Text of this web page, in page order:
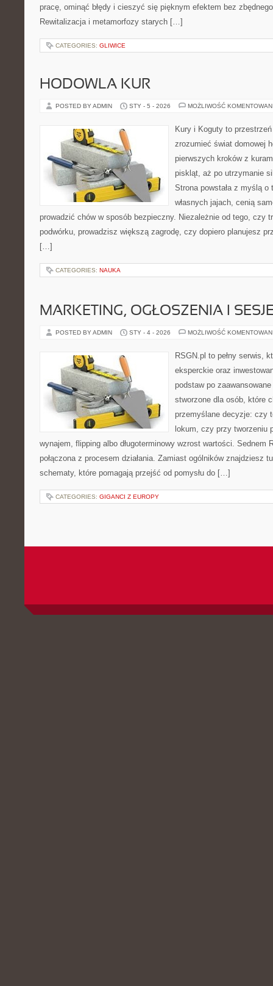
pracę, ominąć błędy i cieszyć się pięknym efektem bez
Rewitalizacja i metamorfozy starych […]
CATEGORIES: GLIWICE
HODOWLA KUR
POSTED BY ADMIN STY - 5 - 2026 MOŻLIWOŚĆ
Kury i Koguty to
zrozumieć świat domowej
pierwszych kroków z
piskląt, aż po utrzymanie
Strona powstała z myślą
własnych jajach, cenią
prowadzić chów w sposób bezpieczny. Niezależnie od tego, czy
podwórku, prowadzisz większą zagrodę, czy dopiero planujesz
[…]
CATEGORIES: NAUKA
MARKETING, OGŁOSZENIA I
POSTED BY ADMIN STY - 4 - 2026 MOŻLIWOŚĆ
RSGN.pl to pełny serwis,
eksperckie oraz
podstaw po
stworzone dla osób, które
przemyślane decyzje: czy
lokum, czy przy tworzeniu
wynajem, flipping albo długoterminowy wzrost wartości. Sednem
połączona z procesem działania. Zamiast ogólników znajdziesz
schematy, które pomagają przejść od pomysłu do […]
CATEGORIES: GIGANCI Z EUROPY